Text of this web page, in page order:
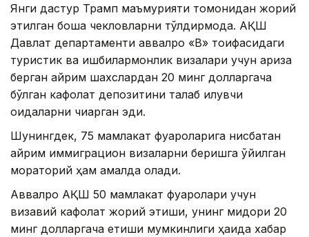
Янги дастур Трамп маъмурияти томонидан жорий
этилган бошқа чекловларни тўлдирмоқда. АҚШ
Давлат департаменти аввалроқ «B» тоифасидаги
туристик ва ишбилармонлик визалари учун ариза
берган айрим шахслардан 20 минг долларгача
бўлган кафолат депозитини талаб қилувчи
қоидаларни чиқарган эди.
Шунингдек, 75 мамлакат фуқароларига нисбатан
айрим иммиграцион визаларни беришга қўйилган
мораторий ҳам амалда қолади.
Аввалроқ АҚШ 50 мамлакат фуқаролари учун
визавий кафолат жорий этиши, унинг миқдори 20
минг долларгача етиши мумкинлиги ҳақида хабар